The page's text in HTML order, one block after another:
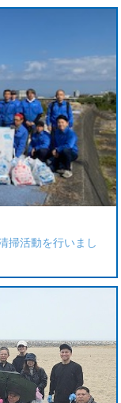
掃活動を行いまし